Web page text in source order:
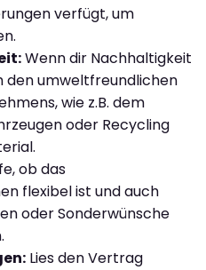
verfügt, um
Wenn dir Nachhaltigkeit
den umweltfreundlichen
wie z.B. dem
oder Recycling
ob das
flexibel ist und auch
oder Sonderwünsche
Lies den Vertrag